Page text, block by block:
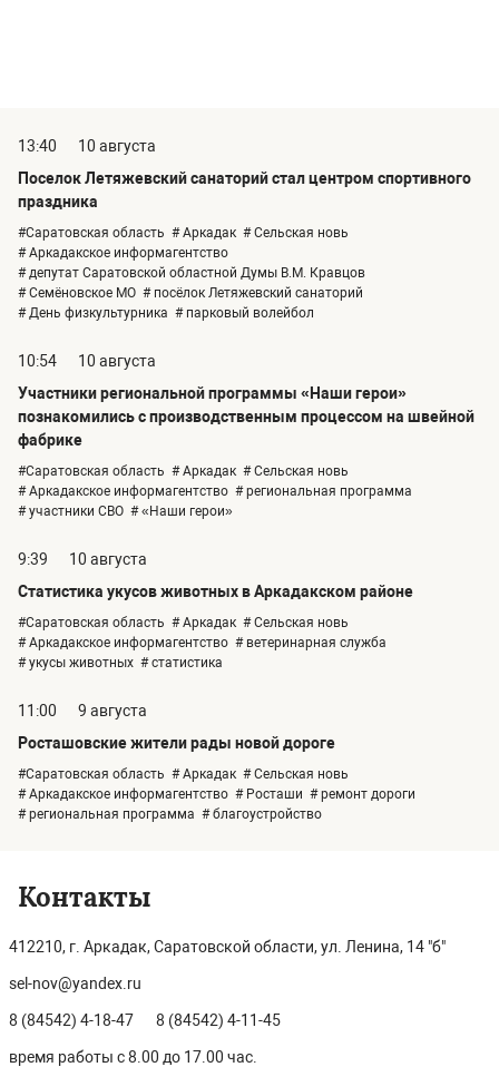
13:40
10 августа
Поселок Летяжевский санаторий стал центром спортивного
праздника
#Саратовская область # Аркадак # Сельская новь
# Аркадакское информагентство
# депутат Саратовской областной Думы В.М. Кравцов
# Семёновское МО # посёлок Летяжевский санаторий
# День физкультурника # парковый волейбол
10:54
10 августа
Участники региональной программы «Наши герои»
познакомились с производственным процессом на швейной
фабрике
#Саратовская область # Аркадак # Сельская новь
# Аркадакское информагентство # региональная программа
# участники СВО # «Наши герои»
9:39
10 августа
Статистика укусов животных в Аркадакском районе
#Саратовская область # Аркадак # Сельская новь
# Аркадакское информагентство # ветеринарная служба
# укусы животных # статистика
11:00
9 августа
Росташовские жители рады новой дороге
#Саратовская область # Аркадак # Сельская новь
# Аркадакское информагентство # Росташи # ремонт дороги
# региональная программа # благоустройство
Контакты
412210, г. Аркадак, Саратовской области, ул. Ленина, 14 "б"
sel-nov@yandex.ru
8 (84542) 4-18-47 8 (84542) 4-11-45
время работы с 8.00 до 17.00 час.